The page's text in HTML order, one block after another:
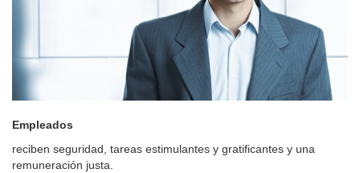
Empleados
reciben seguridad, tareas estimulantes y gratificantes y una
remuneración justa.